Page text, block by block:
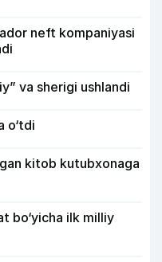
neft kompaniyasi
va sherigi ushlandi
o‘tdi
kitob kutubxonaga
bo‘yicha ilk milliy